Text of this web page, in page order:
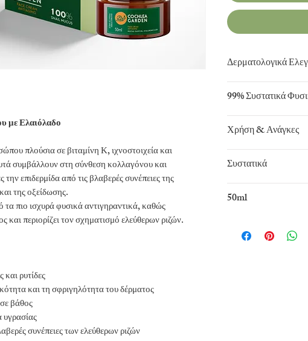
με Ελαιόλαδο
πλούσια σε βιταμίνη Κ, ιχνοστοιχεία και
συμβάλλουν στη σύνθεση κολλαγόνου και
επιδερμίδα από τις βλαβερές συνέπειες της
της οξείδωσης.
τα πιο ισχυρά φυσικά αντιγηραντικά, καθώς
και περιορίζει τον σχηματισμό ελεύθερων ριζών.
και ρυτίδες
και τη σφριγηλότητα του δέρματος
βάθος
συνέπειες των ελεύθερων ριζών
Δερματολογικά
99% Συστατικά
Χρήση & Ανάγκες
Αντιγηραντική
Συστατικά
Aqua, snail
Fruit Oil, caprylic
sodium hyaluronate,
50ml